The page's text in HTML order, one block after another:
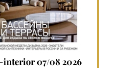
interior 07/08 2026